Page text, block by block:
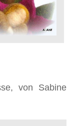
von Sabine